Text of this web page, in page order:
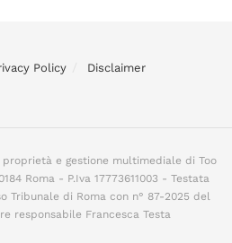
Policy Disclaimer
e gestione multimediale di Too
Roma - P.Iva 17773611003 - Testata
Tribunale di Roma con n° 87-2025 del
responsabile Francesca Testa